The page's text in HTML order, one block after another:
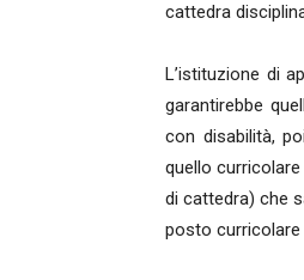
cattedra
L’istituzione di
garantirebbe
con disabilità,
quello
di cattedra) che
posto